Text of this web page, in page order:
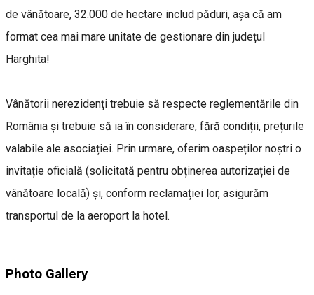
de vânătoare, 32.000 de hectare includ păduri, așa că am
format cea mai mare unitate de gestionare din județul
Harghita!
Vânătorii nerezidenți trebuie să respecte reglementările din
România și trebuie să ia în considerare, fără condiții, prețurile
valabile ale asociației. Prin urmare, oferim oaspeților noștri o
invitație oficială (solicitată pentru obținerea autorizației de
vânătoare locală) și, conform reclamației lor, asigurăm
transportul de la aeroport la hotel.
Photo Gallery